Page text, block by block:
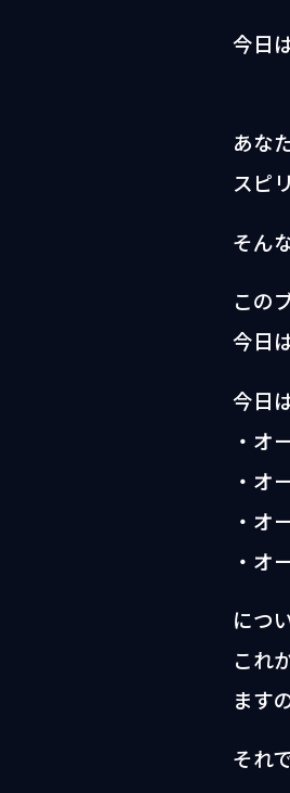
今日
あな
スピ
そん
この
今日
今日
・オ
・オ
・オ
・オ
につ
これ
ます
それ